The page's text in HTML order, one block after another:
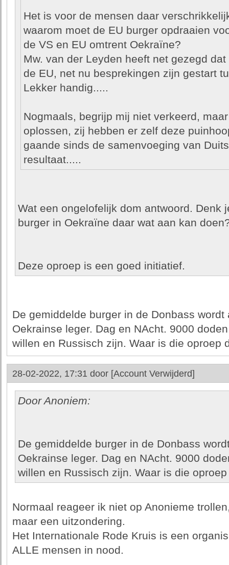
Het is voor de mensen daar
waarom moet de EU burger opdraaien
de VS en EU omtrent Oekraïne?
Mw. van der Leyden heeft net gezegd
de EU, net nu besprekingen zijn gestart
Lekker handig.....
Nogmaals, begrijp mij niet verkeerd,
oplossen, zij hebben er zelf deze
gaande sinds de samenvoeging van
resultaat.....
Wat een ongelofelijk dom antwoord. Denk
burger in Oekraïne daar wat aan kan
Deze oproep is een goed initiatief.
De gemiddelde burger in de Donbass
Oekrainse leger. Dag en NAcht. 9000
willen en Russisch zijn. Waar is die oproep
28-02-2022, 17:31 door [Account Verwijderd]
Door Anoniem:
De gemiddelde burger in de Donbass
Oekrainse leger. Dag en NAcht. 9000
willen en Russisch zijn. Waar is die
Normaal reageer ik niet op Anonieme
maar een uitzondering.
Het Internationale Rode Kruis is een
ALLE mensen in nood.